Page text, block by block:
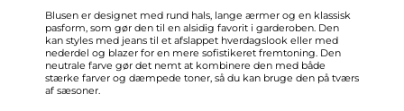
Blusen er designet med rund hals, lange ærmer og en klassisk
pasform, som gør den til en alsidig favorit i garderoben. Den
kan styles med jeans til et afslappet hverdagslook eller med
nederdel og blazer for en mere sofistikeret fremtoning. Den
neutrale farve gør det nemt at kombinere den med både
stærke farver og dæmpede toner, så du kan bruge den på tværs
af sæsoner.